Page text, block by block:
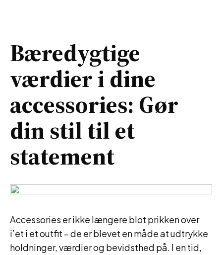
Bæredygtige
værdier i dine
accessories: Gør
din stil til et
statement
Accessories er ikke længere blot prikken over
i’et i et outfit – de er blevet en måde at udtrykke
holdninger, værdier og bevidsthed på. I en tid,